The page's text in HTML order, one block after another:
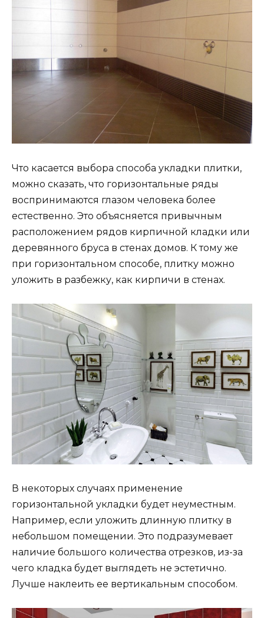
Что касается выбора способа укладки плитки,
можно сказать, что горизонтальные ряды
воспринимаются глазом человека более
естественно. Это объясняется привычным
расположением рядов кирпичной кладки или
деревянного бруса в стенах домов. К тому же
при горизонтальном способе, плитку можно
уложить в разбежку, как кирпичи в стенах.
В некоторых случаях применение
горизонтальной укладки будет неуместным.
Например, если уложить длинную плитку в
небольшом помещении. Это подразумевает
наличие большого количества отрезков, из-за
чего кладка будет выглядеть не эстетично.
Лучше наклеить ее вертикальным способом.